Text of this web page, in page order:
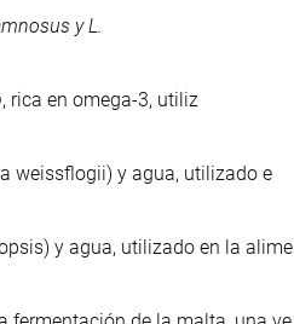
y L.
, rica en omega-3, utiliz
weissflogii) y agua, utilizado e
y agua, utilizado en la alime